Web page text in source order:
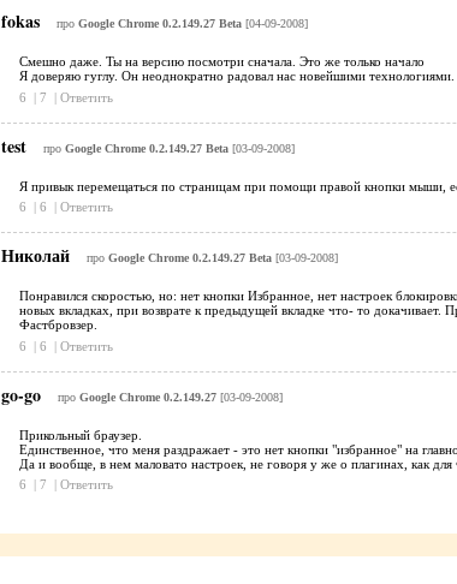
fokas про Google Chrome 0.2.149.27 Beta[04-09-2008]
Смешно даже. Ты на версию посмотри сначала. Это же только начало
Я доверяю гуглу. Он неоднократно радовал нас новейшими
6
| 7 | Ответить
test про Google Chrome 0.2.149.27 Beta[03-09-2008]
Я привык перемещаться по страницам при помощи правой кнопки мыши,
6
| 6 | Ответить
Николай про Google Chrome 0.2.149.27 Beta[03-09-2008]
Понравился скоростью, но: нет кнопки Избранное, нет настроек
новых вкладках, при возврате к предыдущей вкладке что- то
Фастбровзер.
6
| 6 | Ответить
go-go про Google Chrome 0.2.149.27[03-09-2008]
Прикольный браузер.
Единственное, что меня раздражает - это нет кнопки "избранное" на
Да и вообще, в нем маловато настроек, не говоря у же о плагинах, как для
6
| 7 | Ответить